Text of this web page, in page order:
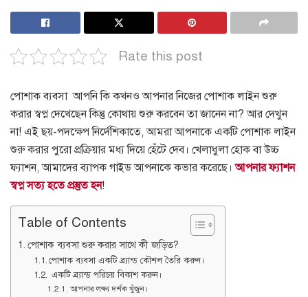
Rate this post
পোশাক ব্যবসা আপনি কি কখনও আপনার নিজের পোশাক লাইন শুরু
করার স্বপ্ন দেখেছেন কিন্তু কোথায় শুরু করবেন তা জানেন না? আর দেখুন
না! এই ছয়-পদক্ষেপ নির্দেশিকাতে, আমরা আপনাকে একটি পোশাক লাইন
শুরু করার পুরো প্রক্রিয়ার মধ্য দিয়ে হেঁটে দেব। খেলাধুলা হোক বা উচ্চ
ফ্যাশন, আমাদের ব্যাপক গাইড আপনাকে কভার করেছে।আপনার ফ্যাশন
স্বপ্ন সত্য হতে প্রস্তুত হন!
Table of Contents
পোশাক ব্যবসা শুরু করার সাথে কী জড়িত?
পোশাক ব্যবসা একটি ব্র্যান্ড কৌশল তৈরি করুন।
একটি ব্র্যান্ড পরিচয় বিকাশ করুন।
আপনার লক্ষ্য দর্শক খুঁজুন।